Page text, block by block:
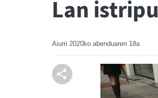
Lan
Aiurri 2020ko abenduaren 18a